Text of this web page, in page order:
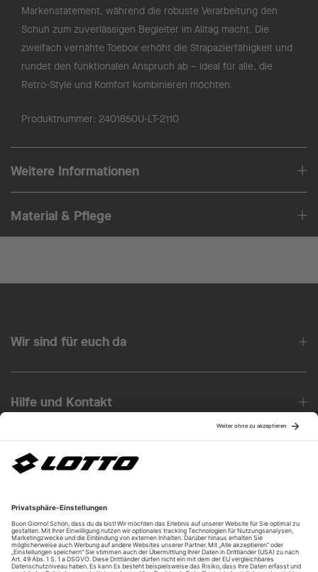
Markenstatement, während die robuste Verarbeitung den
Schuh zum zuverlässigen Begleiter im Alltag macht. Die
zweifach vernähte Toebox erhöht die Strapazierfähigkeit und
rundet den funktionalen Anspruch ab – ideal für alle, die
Retro-Style und Komfort kombinieren möchten.
Produktnummer: 2401850U-LT-2110
Weitere Informationen
Material & Pflege
Wir sind für euch da
Hilfe und Kontakt
Über uns
Unsere Vorteile